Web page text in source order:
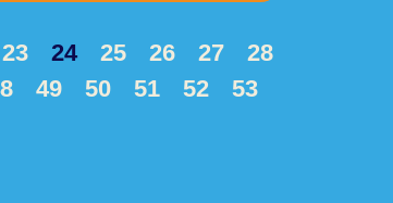
23 24 25 26 27
28
49 50 51 52
53